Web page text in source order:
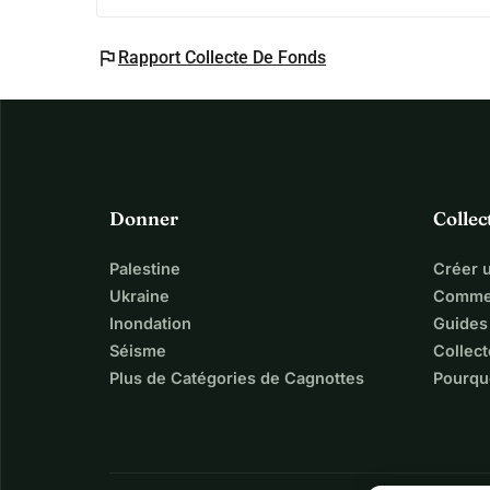
flag Rapport Collecte De Fonds
Donner
Palestine
Ukraine
Inondation
Séisme
Plus de Catégories de Cagnottes
Créer